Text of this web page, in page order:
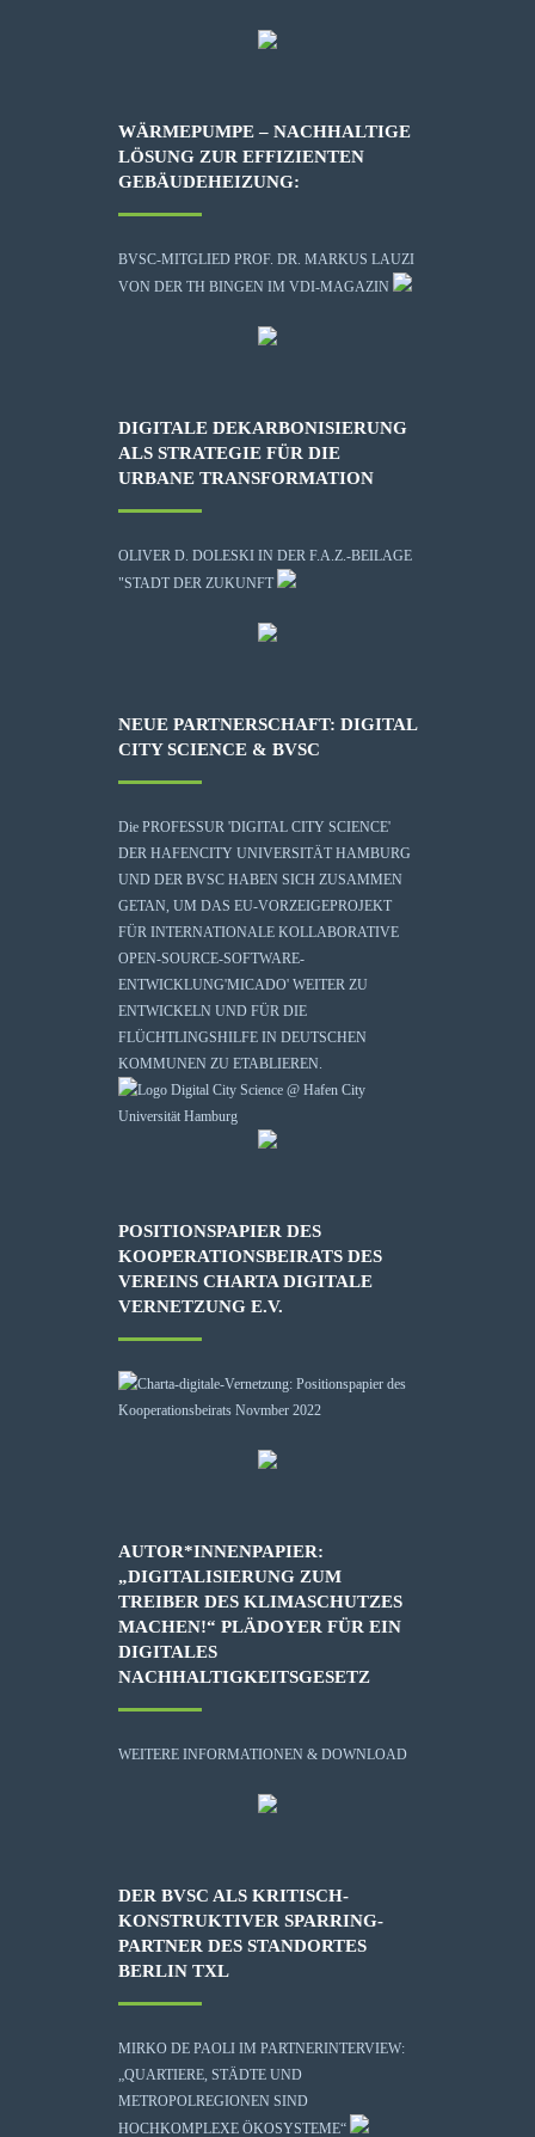
WÄRMEPUMPE – NACHHALTIGE
LÖSUNG ZUR EFFIZIENTEN
GEBÄUDEHEIZUNG:
BVSC-MITGLIED PROF. DR. MARKUS LAUZI
VON DER TH BINGEN IM VDI-MAGAZIN
DIGITALE DEKARBONISIERUNG
ALS STRATEGIE FÜR DIE
URBANE TRANSFORMATION
OLIVER D. DOLESKI IN DER F.A.Z.-BEILAGE
"STADT DER ZUKUNFT
NEUE PARTNERSCHAFT: DIGITAL
CITY SCIENCE & BVSC
Die PROFESSUR 'DIGITAL CITY SCIENCE'
DER HAFENCITY UNIVERSITÄT HAMBURG
UND DER BVSC HABEN SICH ZUSAMMEN
GETAN, UM DAS EU-VORZEIGEPROJEKT
FÜR INTERNATIONALE KOLLABORATIVE
OPEN-SOURCE-SOFTWARE-
ENTWICKLUNG'MICADO' WEITER ZU
ENTWICKELN UND FÜR DIE
FLÜCHTLINGSHILFE IN DEUTSCHEN
KOMMUNEN ZU ETABLIEREN.
POSITIONSPAPIER DES
KOOPERATIONSBEIRATS DES
VEREINS CHARTA DIGITALE
VERNETZUNG E.V.
AUTOR*INNENPAPIER:
„DIGITALISIERUNG ZUM
TREIBER DES KLIMASCHUTZES
MACHEN!“ PLÄDOYER FÜR EIN
DIGITALES
NACHHALTIGKEITSGESETZ
WEITERE INFORMATIONEN & DOWNLOAD
DER BVSC ALS KRITISCH-
KONSTRUKTIVER SPARRING-
PARTNER DES STANDORTES
BERLIN TXL
MIRKO DE PAOLI IM PARTNERINTERVIEW:
„QUARTIERE, STÄDTE UND
METROPOLREGIONEN SIND
HOCHKOMPLEXE ÖKOSYSTEME“